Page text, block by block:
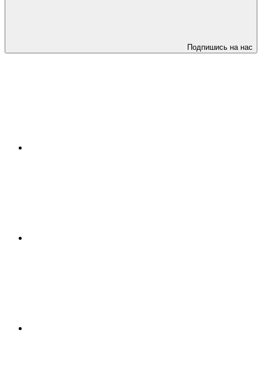
Подпишись на нас